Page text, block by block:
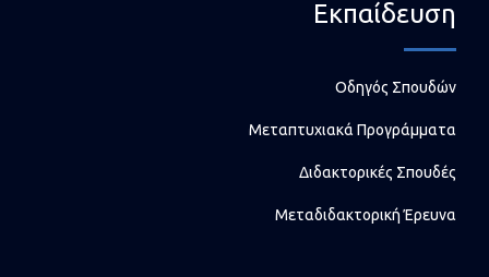
Εκπαίδευση
Οδηγός Σπουδών
Μεταπτυχιακά Προγράμματα
Διδακτορικές Σπουδές
Μεταδιδακτορική Έρευνα